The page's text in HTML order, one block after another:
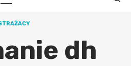
PRIMARY
dh